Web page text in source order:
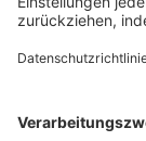
FOLGE DEM